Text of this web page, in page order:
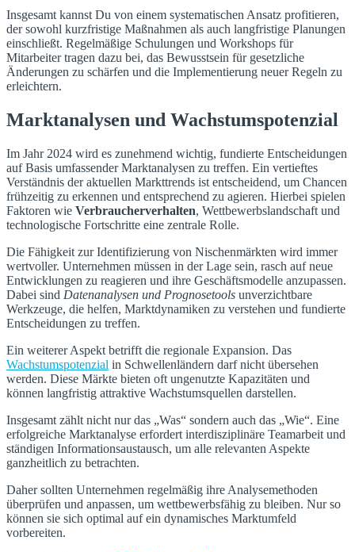
Insgesamt kannst Du von einem systematischen Ansatz profitieren,
der sowohl kurzfristige Maßnahmen als auch langfristige Planungen
einschließt. Regelmäßige Schulungen und Workshops für
Mitarbeiter tragen dazu bei, das Bewusstsein für gesetzliche
Änderungen zu schärfen und die Implementierung neuer Regeln zu
erleichtern.
Marktanalysen und Wachstumspotenzial
Im Jahr 2024 wird es zunehmend wichtig, fundierte Entscheidungen
auf Basis umfassender Marktanalysen zu treffen. Ein vertieftes
Verständnis der aktuellen Markttrends ist entscheidend, um Chancen
frühzeitig zu erkennen und entsprechend zu agieren. Hierbei spielen
Faktoren wie Verbraucherverhalten, Wettbewerbslandschaft und
technologische Fortschritte eine zentrale Rolle.
Die Fähigkeit zur Identifizierung von Nischenmärkten wird immer
wertvoller. Unternehmen müssen in der Lage sein, rasch auf neue
Entwicklungen zu reagieren und ihre Geschäftsmodelle anzupassen.
Dabei sind Datenanalysen und Prognosetools unverzichtbare
Werkzeuge, die helfen, Marktdynamiken zu verstehen und fundierte
Entscheidungen zu treffen.
Ein weiterer Aspekt betrifft die regionale Expansion. Das
Wachstumspotenzial in Schwellenländern darf nicht übersehen
werden. Diese Märkte bieten oft ungenutzte Kapazitäten und
können langfristig attraktive Wachstumsquellen darstellen.
Insgesamt zählt nicht nur das „Was“ sondern auch das „Wie“. Eine
erfolgreiche Marktanalyse erfordert interdisziplinäre Teamarbeit und
ständigen Informationsaustausch, um alle relevanten Aspekte
ganzheitlich zu betrachten.
Daher sollten Unternehmen regelmäßig ihre Analysemethoden
überprüfen und anpassen, um wettbewerbsfähig zu bleiben. Nur so
können sie sich optimal auf ein dynamisches Marktumfeld
vorbereiten.